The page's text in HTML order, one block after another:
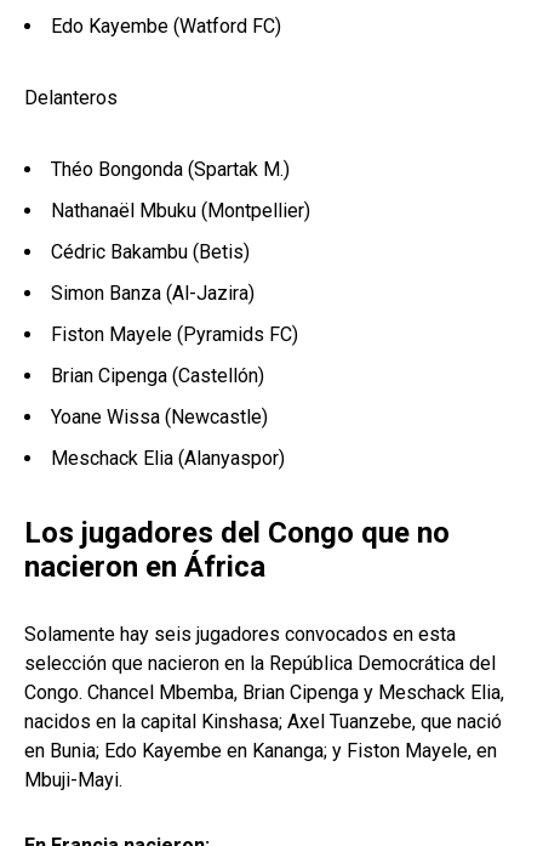
Edo Kayembe (Watford FC)
Delanteros
Théo Bongonda (Spartak M.)
Nathanaël Mbuku (Montpellier)
Cédric Bakambu (Betis)
Simon Banza (Al-Jazira)
Fiston Mayele (Pyramids FC)
Brian Cipenga (Castellón)
Yoane Wissa (Newcastle)
Meschack Elia (Alanyaspor)
Los jugadores del Congo que no
nacieron en África
Solamente hay seis jugadores convocados en esta
selección que nacieron en la República Democrática del
Congo. Chancel Mbemba, Brian Cipenga y Meschack Elia,
nacidos en la capital Kinshasa; Axel Tuanzebe, que nació
en Bunia; Edo Kayembe en Kananga; y Fiston Mayele, en
Mbuji-Mayi.